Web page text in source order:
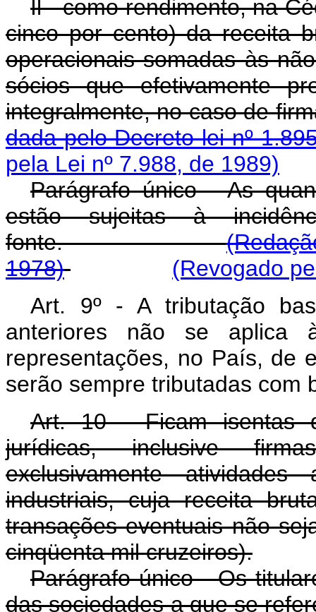
Il - como rendimento, na
cinco por cento) da receita
operacionais somadas às
sócios que efetivamente
integralmente, no
dada pelo Decreto-lei nº
pela Lei nº 7.988, de 1989)
Parágrafo único - As
estão sujeitas à
fonte.
1978)
(Revogado
Art. 9º - A tributação
anteriores não se aplica
representações, no País, de
serão sempre tributadas com
Art. 10 - Ficam isentas
jurídicas, inclusive
exclusivamente
industriais, cuja receita
transações eventuais não
cinqüenta mil cruzeiros).
Parágrafo único - Os
das sociedades a que se